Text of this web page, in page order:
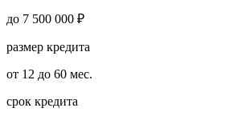
до 7 500 000 ₽
размер кредита
от 12 до 60 мес.
срок кредита